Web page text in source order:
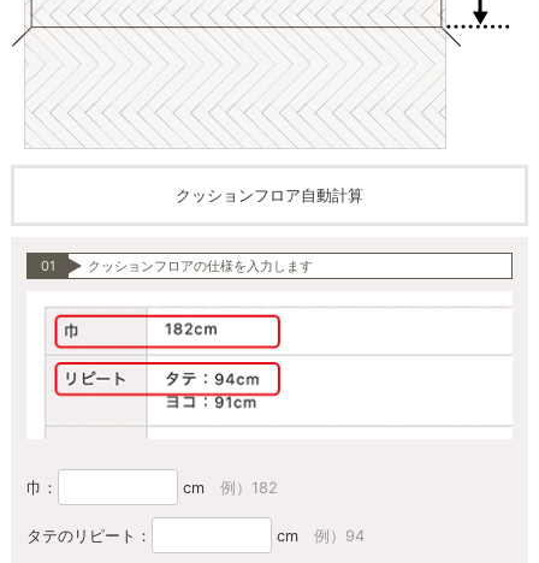
クッションフロア自動計算
01 クッションフロアの仕様を入力します
巾： cm 例）182
タテのリピート： cm 例）94